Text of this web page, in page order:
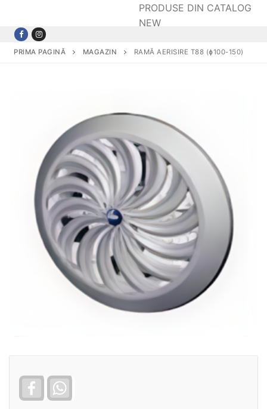
PRODUSE DIN CATALOG
NEW
PRIMA PAGINĂ MAGAZIN RAMĂ AERISIRE T88 (ɸ100-150)
Facebook